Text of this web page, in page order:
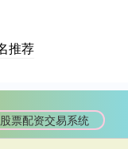
推荐
股票配资交易系统